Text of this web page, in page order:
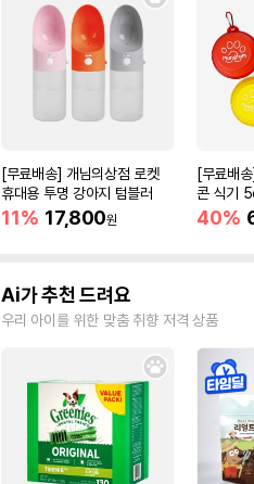
[무료배송] 개님의상점 로켓
휴대용 투명 강아지 텀블러
11% 17,800원
[무료배
콘 식기
40%
Ai가 추천 드려요
우리 아이를 위한 맞춤 취향 저격 상품